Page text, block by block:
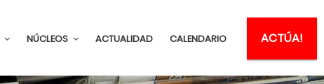
ACTÚA!
NÚCLEOS ACTUALIDAD CALENDARIO